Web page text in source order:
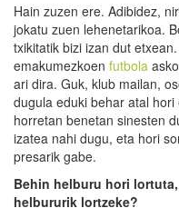
Hain zuzen ere. Adibidez,
jokatu zuen lehenetarikoa.
txikitatik bizi izan dut
emakumezkoen futbola
ari dira. Guk, klub mailan,
dugula eduki behar atal
horretan benetan sinesten
izatea nahi dugu, eta hori
presarik gabe.
Behin helburu hori
helbururik lortzeke?